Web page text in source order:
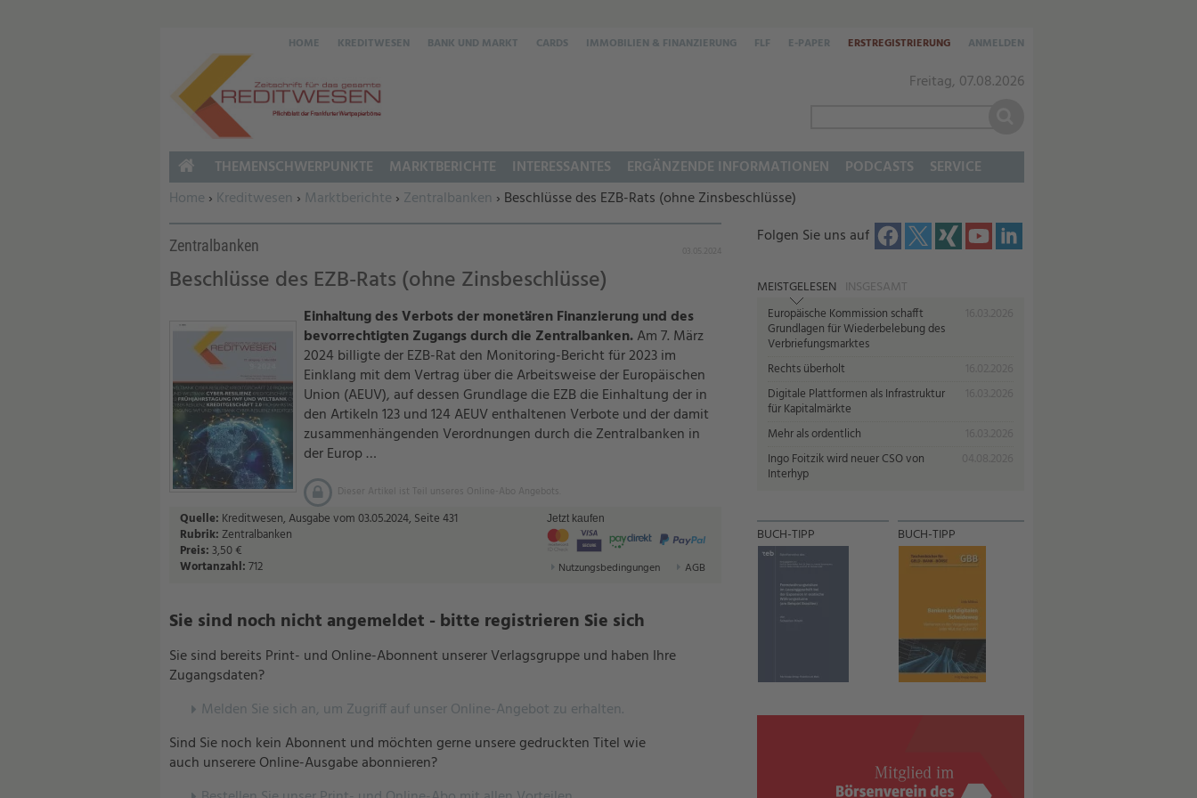
Freitag, 07.08.2026
HOME KREDITWESEN BANK UND MARKT CARDS IMMOBILIEN & FINANZIERUNG FLF E-PAPER ERSTREGISTRIERUNG ANMELDEN
Sie befinden sich hier:
Home › Kreditwesen › Marktberichte › Zentralbanken › Beschlüsse des EZB-Rats (ohne Zinsbeschlüsse)
Zentralbanken 03.05.2024
Beschlüsse des EZB-Rats (ohne Zinsbeschlüsse)
Einhaltung des Verbots der monetären Finanzierung und des
bevorrechtigten Zugangs durch die Zentralbanken.Am 7. März
2024 billigte der EZB-Rat den Monitoring-Bericht für 2023 im
Einklang mit dem Vertrag über die Arbeitsweise der Europäischen
Union (AEUV), auf dessen Grundlage die EZB die Einhaltung der in
den Artikeln 123 und 124 AEUV enthaltenen Verbote und der damit
zusammenhängenden Verordnungen durch die Zentralbanken in
der Europ …
Dieser Artikel ist Teil unseres Online-Abo Angebots.
Quelle: Kreditwesen, Ausgabe vom 03.05.2024, Seite 431
Rubrik:Zentralbanken
Preis:3,50 €
Wortanzahl:712
Jetzt kaufen
Nutzungsbedingungen AGB
Sie sind noch nicht angemeldet - bitte registrieren Sie sich
Sie sind bereits Print- und Online-Abonnent unserer Verlagsgruppe und haben Ihre
Zugangsdaten?
Melden Sie sich an, um Zugriff auf unser Online-Angebot zu erhalten.
Sind Sie noch kein Abonnent und möchten gerne unsere gedruckten Titel wie
auch unserere Online-Ausgabe abonnieren?
Folgen Sie uns auf
MEISTGELESEN INSGESAMT
Europäische Kommission schafft
Grundlagen für Wiederbelebung des
Verbriefungsmarktes
Rechts überholt
Digitale Plattformen als Infrastruktur
für Kapitalmärkte
Mehr als ordentlich
Ingo Foitzik wird neuer CSO von
Interhyp
BUCH-TIPP BUCH-TIPP
HOME
THEMENSCHWERPUNKTE MARKTBERICHTE INTERESSANTES ERGÄNZENDE INFORMATIONEN PODCASTS SERVICE